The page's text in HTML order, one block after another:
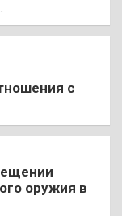
с
оружия в